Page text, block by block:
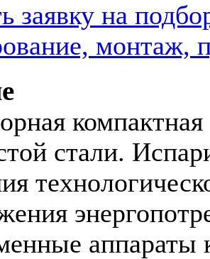
заявку на
монтаж,
стали.
аппараты